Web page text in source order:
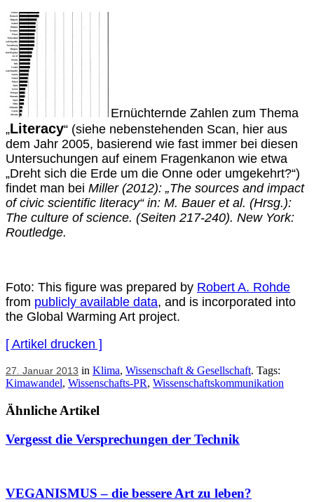
Ernüchternde Zahlen zum Thema
„Literacy“ (siehe nebenstehenden Scan, hier aus
dem Jahr 2005, basierend wie fast immer bei diesen
Untersuchungen auf einem Fragenkanon wie etwa
„Dreht sich die Erde um die Onne oder umgekehrt?“)
findet man bei Miller (2012): „The sources and impact
of civic scientific literacy“ in: M. Bauer et al. (Hrsg.):
The culture of science. (Seiten 217-240). New York:
Routledge.
Foto: This figure was prepared by Robert A. Rohde
from publicly available data, and is incorporated into
the Global Warming Art project.
[ Artikel drucken ]
27. Januar 2013 in Klima, Wissenschaft & Gesellschaft. Tags:
Kimawandel, Wissenschafts-PR, Wissenschaftskommunikation
Ähnliche Artikel
Vergesst die Versprechungen der Technik
VEGANISMUS – die bessere Art zu leben?